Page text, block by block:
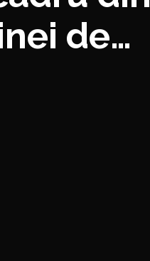
de